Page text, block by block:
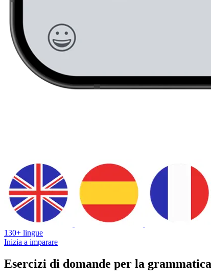
130+ lingue
Inizia a imparare
Esercizi di domande per la